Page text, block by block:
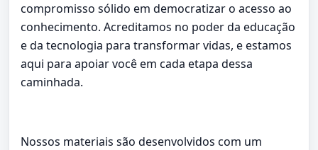
compromisso sólido em democratizar o acesso ao
conhecimento. Acreditamos no poder da educação
e da tecnologia para transformar vidas, e estamos
aqui para apoiar você em cada etapa dessa
caminhada.
Nossos materiais são desenvolvidos com um